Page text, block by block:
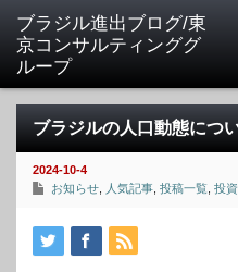
ブラジル進出ブログ/東
京コンサルティンググ
ループ
ブラジルの人口動態につ
2024-10-4
お知らせ
人気記事 投稿一覧 投